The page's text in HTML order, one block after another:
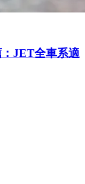
JET全車系適